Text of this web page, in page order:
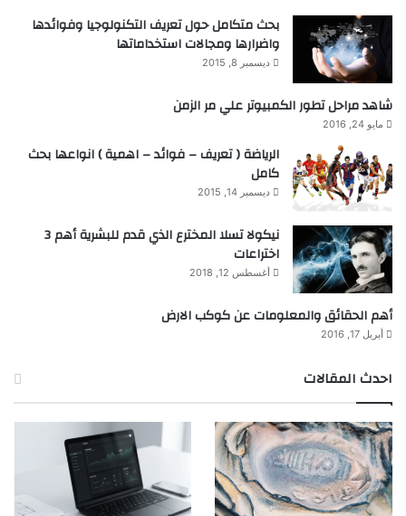
بحث متكامل حول تعريف التكنولوجيا وفوائدها
واضرارها ومجالات استخداماتها
ديسمبر 8, 2015
شاهد مراحل تطور الكمبيوتر علي مر الزمن
مايو 24, 2016
الرياضة ( تعريف – فوائد – اهمية ) انواعها بحث
كامل
ديسمبر 14, 2015
نيكولا تسلا المخترع الذي قدم للبشرية أهم 3
اختراعات
أغسطس 12, 2018
أهم الحقائق والمعلومات عن كوكب الارض
أبريل 17, 2016
احدث المقالات